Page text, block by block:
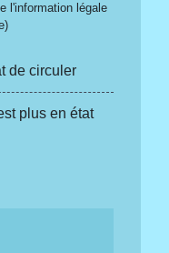
l'information légale
de circuler
plus en état